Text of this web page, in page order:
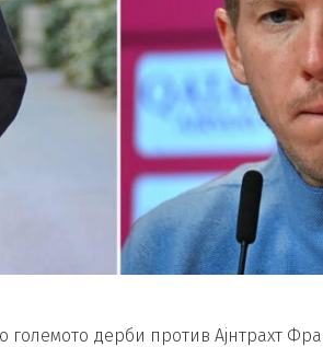
дерби против Ајнтрахт